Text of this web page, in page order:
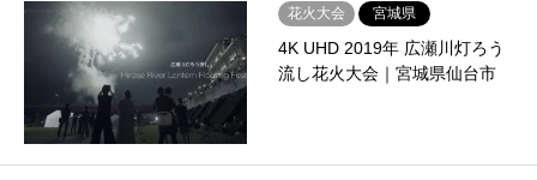
花火大会 宮城県
4K UHD 2019年 広瀬川灯ろう
流し花火大会｜宮城県仙台市